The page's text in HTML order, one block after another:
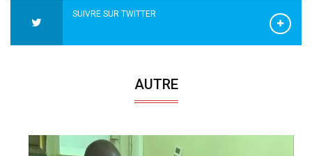
SUIVRE SUR TWITTER
AUTRE